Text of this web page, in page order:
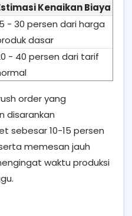
Kenaikan Biaya
- 30 persen dari harga
dasar
- 40 persen dari tarif
order yang
disarankan
sebesar 10-15 persen
memesan jauh
waktu produksi